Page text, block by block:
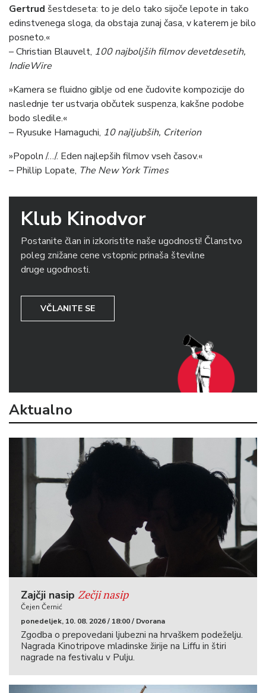
Gertrud šestdeseta: to je delo tako sijoče lepote in tako
edinstvenega sloga, da obstaja zunaj časa, v katerem je bilo
posneto.«
– Christian Blauvelt, 100 najboljših filmov devetdesetih,
IndieWire
»Kamera se fluidno giblje od ene čudovite kompozicije do
naslednje ter ustvarja občutek suspenza, kakšne podobe
bodo sledile.«
– Ryusuke Hamaguchi, 10 najljubših, Criterion
»Popoln /…/. Eden najlepših filmov vseh časov.«
– Phillip Lopate, The New York Times
Klub Kinodvor
Postanite član in izkoristite naše ugodnosti! Članstvo
poleg znižane cene vstopnic prinaša številne
druge ugodnosti.
VČLANITE SE
Aktualno
Zajčji nasip Zečji nasip
Čejen Černić
ponedeljek, 10. 08. 2026 / 18:00 / Dvorana
Zgodba o prepovedani ljubezni na hrvaškem podeželju.
Nagrada Kinotripove mladinske žirije na Liffu in štiri
nagrade na festivalu v Pulju.